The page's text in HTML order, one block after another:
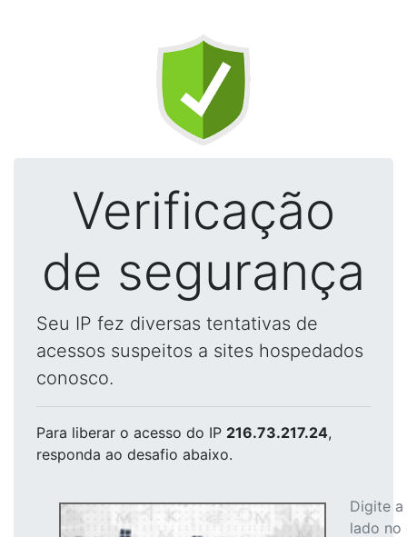
Verificação
de segurança
Seu IP fez diversas tentativas de
acessos suspeitos a sites hospedados
conosco.
Para liberar o acesso do IP 216.73.217.24,
responda ao desafio abaixo.
Digite
lado no